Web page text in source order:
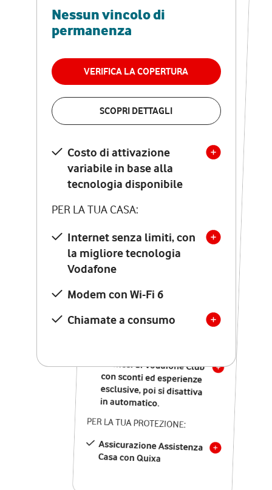
Nessun vincolo di
permanenza
VERIFICA LA COPERTURA
SCOPRI DETTAGLI
Costo di attivazione
variabile in base alla
tecnologia disponibile
PER LA TUA CASA:
Internet senza limiti, con
la migliore tecnologia
Vodafone
Modem con Wi-Fi 6
Chiamate a consumo
RETE FISSA + VODAFONE CLUB
29,95€
permanenza
VERIFICA LA COPERTURA
Costo di attivazione
variabile in base alla
tecnologia disponibile
PER LA TUA CASA:
Internet senza limiti, con
la migliore tecnologia
Vodafone
Modem Seven con Wi-Fi 7
Chiamate illimitate verso
numeri fissi e mobili
nazionali
12 mesi di Vodafone Club
con sconti ed esperienze
esclusive, poi si disattiva
in automatico.
PER LA TUA PROTEZIONE:
Assicurazione Assistenza
Casa con Quixa